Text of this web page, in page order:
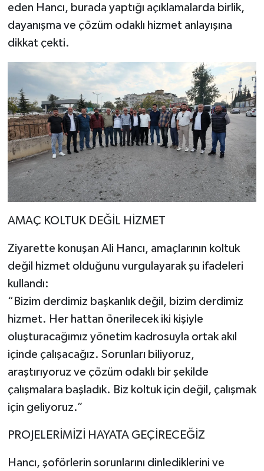
eden Hancı, burada yaptığı açıklamalarda birlik,
dayanışma ve çözüm odaklı hizmet anlayışına
dikkat çekti.
AMAÇ KOLTUK DEĞİL HİZMET
Ziyarette konuşan Ali Hancı, amaçlarının koltuk
değil hizmet olduğunu vurgulayarak şu ifadeleri
kullandı:
“Bizim derdimiz başkanlık değil, bizim derdimiz
hizmet. Her hattan önerilecek iki kişiyle
oluşturacağımız yönetim kadrosuyla ortak akıl
içinde çalışacağız. Sorunları biliyoruz,
araştırıyoruz ve çözüm odaklı bir şekilde
çalışmalara başladık. Biz koltuk için değil, çalışmak
için geliyoruz.”
PROJELERİMİZİ HAYATA GEÇİRECEĞİZ
Hancı, şoförlerin sorunlarını dinlediklerini ve